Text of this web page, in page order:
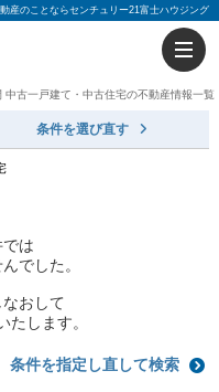
産のことならセンチュリー21富士ハウジング
中古一戸建て・中古住宅の不動産情報一覧
条件を選び直す
は
でした。
おして
たします。
条件を指定し直して検索